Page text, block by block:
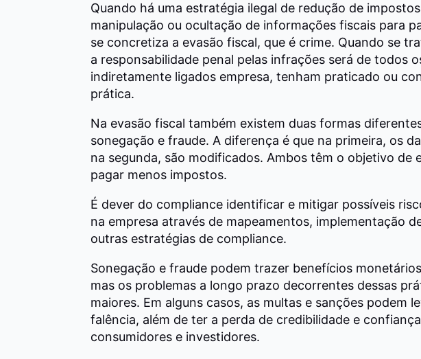
Quando há uma estratégia ilegal de redução de
manipulação ou ocultação de informações fiscais para
se concretiza a evasão fiscal, que é crime. Quando se
a responsabilidade penal pelas infrações será de todos
indiretamente ligados empresa, tenham praticado ou
prática.
Na evasão fiscal também existem duas formas
sonegação e fraude. A diferença é que na primeira, os
na segunda, são modificados. Ambos têm o objetivo de
pagar menos impostos.
É dever do compliance identificar e mitigar possíveis
na empresa através de mapeamentos, implementação
outras estratégias de compliance.
Sonegação e fraude podem trazer benefícios
mas os problemas a longo prazo decorrentes dessas
maiores. Em alguns casos, as multas e sanções podem
falência, além de ter a perda de credibilidade e
consumidores e investidores.